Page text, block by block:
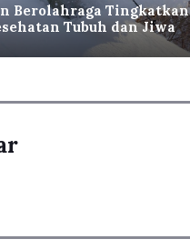
Berolahraga Tingkatkan
Tubuh dan Jiwa